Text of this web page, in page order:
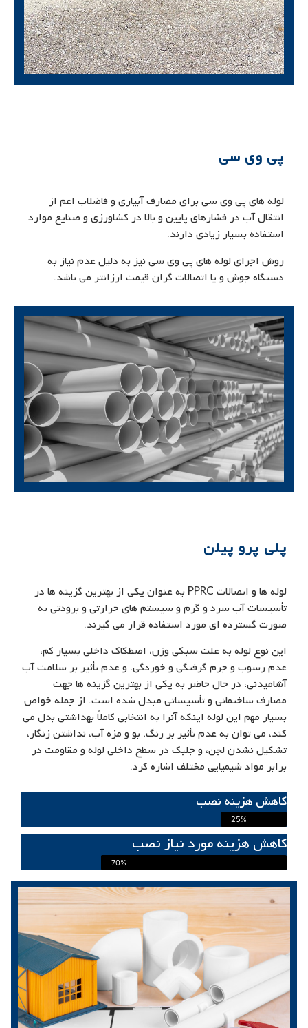
پی وی سی
لوله های پی وی سی برای مصارف آبیاری و فاضلاب اعم از
انتقال آب در فشارهای پایین و بالا در کشاورزی و صنایع موارد
استفاده بسیار زیادی دارند.
روش اجرای لوله های پی وی سی نیز به دلیل عدم نیاز به
دستگاه جوش و یا اتصالات گران قیمت ارزانتر می باشد.
پلی پرو پیلن
لوله ها و اتصالات PPRC به عنوان یکی از بهترین گزینه ها در
تأسیسات آب سرد و گرم و سیستم های حرارتی و برودتی به
صورت گسترده ای مورد استفاده قرار می گیرند.
این نوع لوله به علت سبکی وزن، اصطکاک داخلی بسیار کم،
عدم رسوب و جرم گرفتگی و خوردگی، و عدم تأثیر بر سلامت آب
آشامیدنی، در حال حاضر به یکی از بهترین گزینه ها جهت
مصارف ساختمانی و تأسیساتی مبدل شده است. از جمله خواص
بسیار مهم این لوله اینکه آنرا به انتخابی کاملاً بهداشتی بدل می
کند، می توان به عدم تأثیر بر رنگ، بو و مزه آب، نداشتن زنگار،
تشکیل نشدن لجن، و جلبک در سطح داخلی لوله و مقاومت در
برابر مواد شیمیایی مختلف اشاره کرد.
کاهش هزینه نصب
25%
کاهش هزینه مورد نیاز نصب
70%